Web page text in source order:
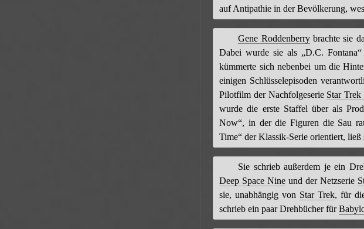
auf Antipathie in der Bevölkerung,
Gene Roddenberrybrachte sie
Dabei wurde sie als „D.C.
kümmerte sich nebenbei um die
einigen Schlüsselepisoden
Pilotfilm der Nachfolgeserie Star Trek
wurde die erste Staffel über als
Now“, in der die Figuren die Sau
Time“ der Klassik-Serie orientiert,
Sie schrieb außerdem je ein
Deep Space Nine und der Netzserie
sie, unabhängig von Star Trek, für
schrieb ein paar Drehbücher für